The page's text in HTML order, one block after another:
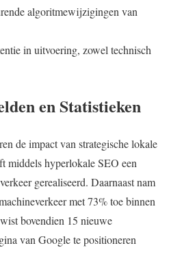
algoritmewijzigingen van
in uitvoering, zowel technisch
en Statistieken
de impact van strategische lokale
middels hyperlokale SEO een
gerealiseerd. Daarnaast nam
met 73% toe binnen
bovendien 15 nieuwe
van Google te positioneren